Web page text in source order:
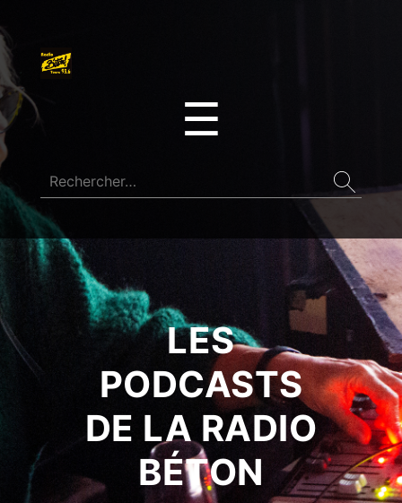
☰
LES
PODCASTS
DE LA RADIO
BÉTON